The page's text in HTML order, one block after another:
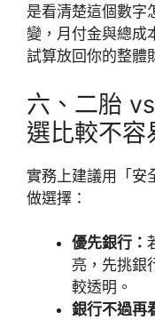
是看清楚這個數字
變，月付金與總成
試算放回你的整體
六、二胎
選比較不容
實務上建議用「
做選擇：
優先銀行：
亮，先挑銀
較透明。
銀行不過再